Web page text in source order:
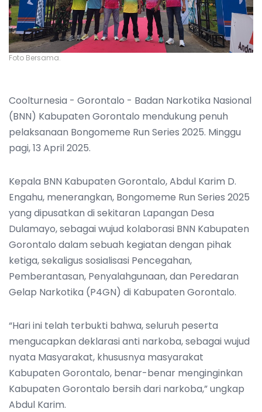
Foto Bersama.
Coolturnesia - Gorontalo - Badan Narkotika Nasional
(BNN) Kabupaten Gorontalo mendukung penuh
pelaksanaan Bongomeme Run Series 2025. Minggu
pagi, 13 April 2025.
Kepala BNN Kabupaten Gorontalo, Abdul Karim D.
Engahu, menerangkan, Bongomeme Run Series 2025
yang dipusatkan di sekitaran Lapangan Desa
Dulamayo, sebagai wujud kolaborasi BNN Kabupaten
Gorontalo dalam sebuah kegiatan dengan pihak
ketiga, sekaligus sosialisasi Pencegahan,
Pemberantasan, Penyalahgunaan, dan Peredaran
Gelap Narkotika (P4GN) di Kabupaten Gorontalo.
“Hari ini telah terbukti bahwa, seluruh peserta
mengucapkan deklarasi anti narkoba, sebagai wujud
nyata Masyarakat, khususnya masyarakat
Kabupaten Gorontalo, benar-benar menginginkan
Kabupaten Gorontalo bersih dari narkoba,” ungkap
Abdul Karim.